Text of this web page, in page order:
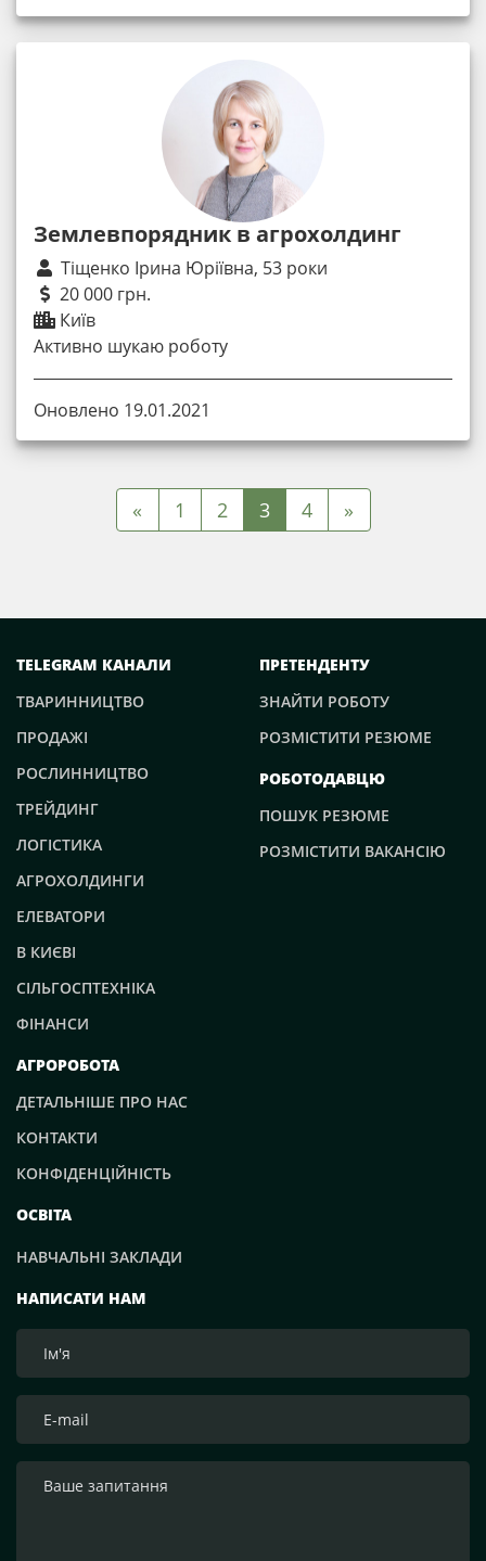
Землевпорядник в агрохолдинг
Тіщенко Ірина Юріївна, 53 роки
20 000 грн.
Київ
Активно шукаю роботу
Оновлено 19.01.2021
« 1 2 3 4 »
НАПИСАТИ НАМ
TELEGRAM КАНАЛИ
ТВАРИННИЦТВО
ПРОДАЖІ
РОСЛИННИЦТВО
ТРЕЙДИНГ
ЛОГІСТИКА
АГРОХОЛДИНГИ
ЕЛЕВАТОРИ
В КИЄВІ
СІЛЬГОСПТЕХНІКА
ФІНАНСИ
ПРЕТЕНДЕНТУ
ЗНАЙТИ РОБОТУ
РОЗМІСТИТИ РЕЗЮМЕ
РОБОТОДАВЦЮ
ПОШУК РЕЗЮМЕ
РОЗМІСТИТИ ВАКАНСІЮ
АГРОРОБОТА
ДЕТАЛЬНІШЕ ПРО НАС
КОНТАКТИ
КОНФІДЕНЦІЙНІСТЬ
ОСВІТА
НАВЧАЛЬНІ ЗАКЛАДИ